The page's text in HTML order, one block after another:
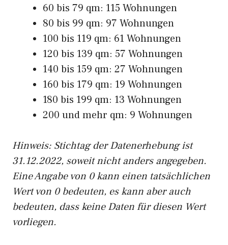
60 bis 79 qm: 115 Wohnungen
80 bis 99 qm: 97 Wohnungen
100 bis 119 qm: 61 Wohnungen
120 bis 139 qm: 57 Wohnungen
140 bis 159 qm: 27 Wohnungen
160 bis 179 qm: 19 Wohnungen
180 bis 199 qm: 13 Wohnungen
200 und mehr qm: 9 Wohnungen
Hinweis: Stichtag der Datenerhebung ist
31.12.2022, soweit nicht anders angegeben.
Eine Angabe von 0 kann einen tatsächlichen
Wert von 0 bedeuten, es kann aber auch
bedeuten, dass keine Daten für diesen Wert
vorliegen.